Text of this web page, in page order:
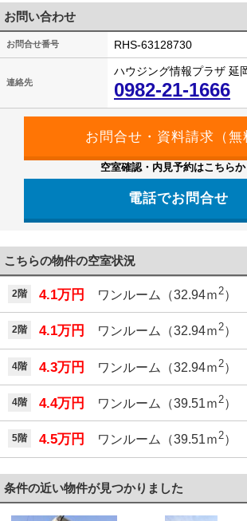
お問い合わせ
お問合せ番号 RHS-63128730
連絡先
ハウジング情報プラザ 延
0982-21-1666
空室確認・内見予約はこちらか
電話でお問合せ
こちらの物件の空室状況
2階 4.1万円 ワンルーム（32.94ｍ2）
2階 4.1万円 ワンルーム（32.94ｍ2）
4階 4.3万円 ワンルーム（32.94ｍ 2）
4階 4.4万円 ワンルーム（39.51ｍ 2）
5階 4.5万円 ワンルーム（39.51ｍ2）
条件の近い物件が見つかりました